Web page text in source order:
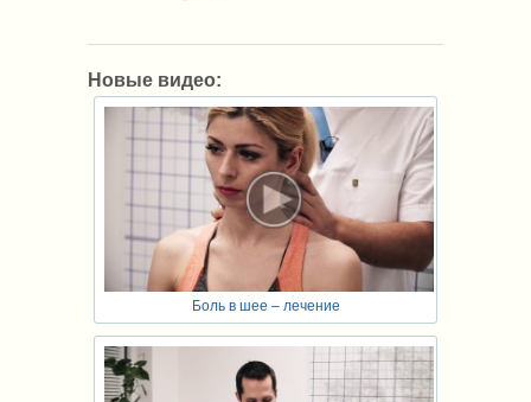
Новые видео:
Боль в шее – лечение